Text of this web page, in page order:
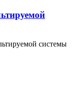
системы